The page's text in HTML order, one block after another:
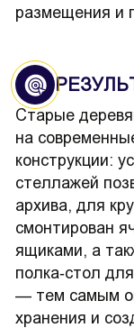
размещения и
Старые
на
конструкции:
стеллажей
архива, для
смонтирован
ящиками, а
полка‑стол
— тем самым
хранения и